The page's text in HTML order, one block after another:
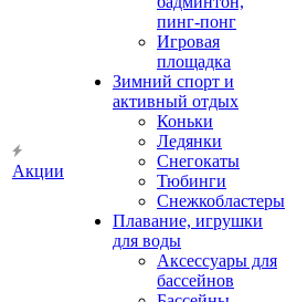
Акции
пинг-понг
Игровая
площадка
Зимний спорт и
активный отдых
Коньки
Ледянки
Снегокаты
Тюбинги
Снежкобластеры
Плавание, игрушки
для воды
Аксессуары для
бассейнов